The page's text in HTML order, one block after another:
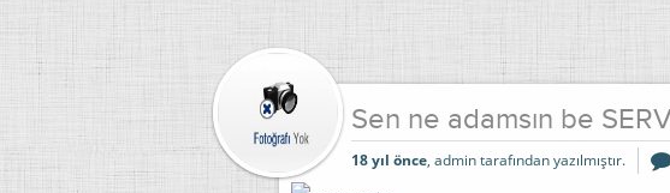
Sen ne adamsın be
18 yıl önce, admin tarafından yazılmıştır.